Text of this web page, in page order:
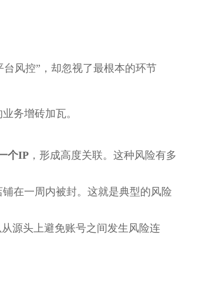
风控”，却忽视了最根本的环节
务增砖加瓦。
个IP ，形成高度关联。这种风险有多
在一周内被封。这就是典型的风险
源头上避免账号之间发生风险连